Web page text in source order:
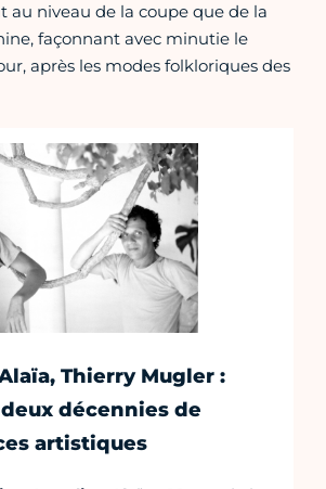
au niveau de la coupe que de la
façonnant avec minutie le
après les modes folkloriques des
Thierry Mugler :
deux décennies de
artistiques